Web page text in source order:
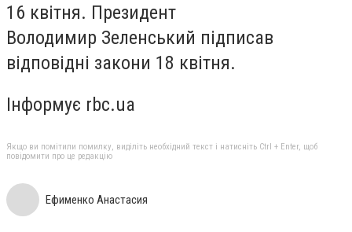
16 квітня. Президент
Володимир Зеленський підписав
відповідні закони 18 квітня.
Інформує rbc.ua
Якщо ви помітили помилку, виділіть необхідний текст і натисніть Ctrl + Enter, щоб
повідомити про це редакцію
Ефименко Анастасия